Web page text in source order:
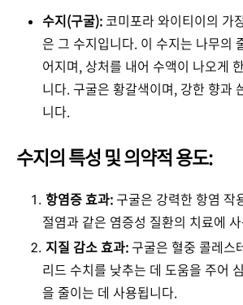
수지(구굴): 코미포라 와이티이의 가
은 그 수지입니다. 이 수지는 나무의
어지며, 상처를 내어 수액이 나오게
니다. 구굴은 황갈색이며, 강한 향과
니다.
수지의 특성 및 의약적 용도:
항염증 효과:구굴은 강력한 항염 작
절염과 같은 염증성 질환의 치료에
지질 감소 효과:구굴은 혈중 콜레스
리드 수치를 낮추는 데 도움을 주어
을 줄이는 데 사용됩니다.